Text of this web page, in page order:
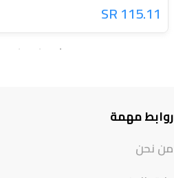
115.11 SR
روابط مهمة
من نحن